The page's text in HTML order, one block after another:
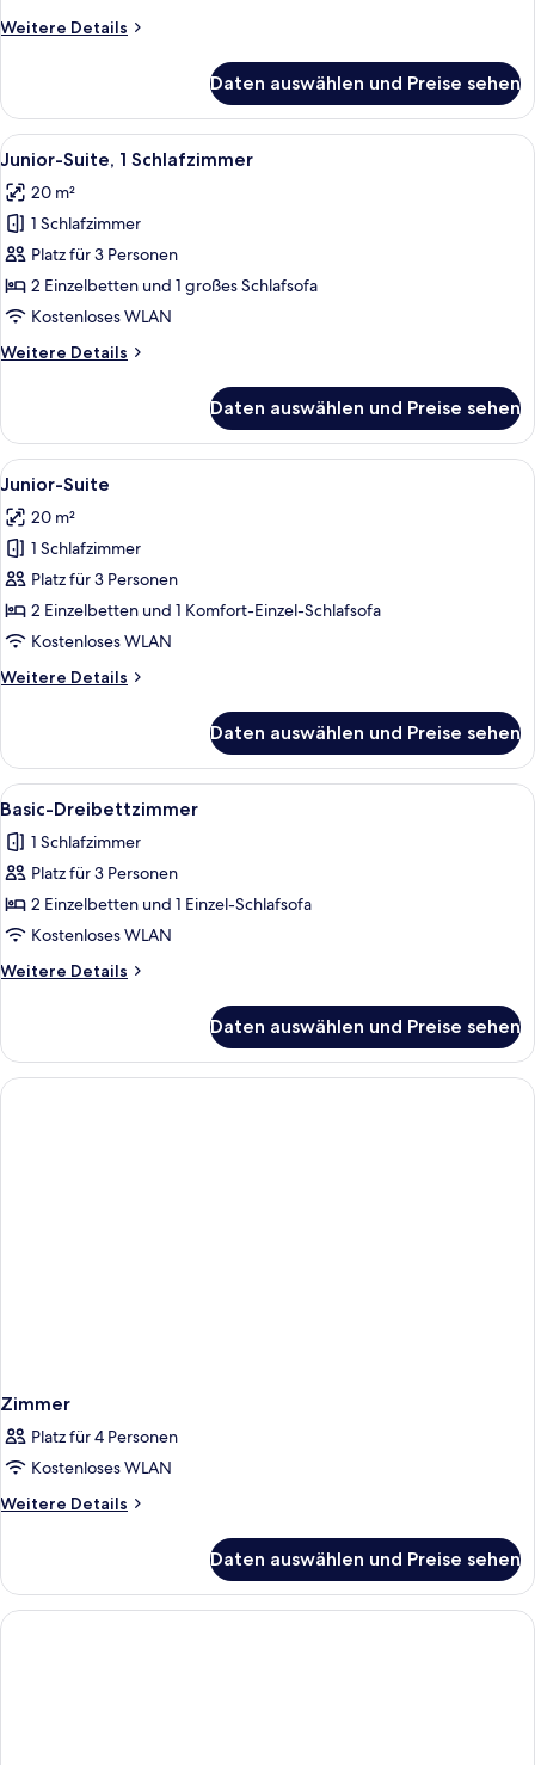
Weitere Details
Weitere
Suite,
Schlafzimmer
Daten auswählen und Preise sehen
Alle
Fotos
für
Junior-
Suite,
1
Schlafzimmer
Ein Hotelzimmer mit einem Bett,
7
Junior-Suite, 1 Schlafzimmer
20 m²
1 Schlafzimmer
Platz für 3 Personen
2 Einzelbetten und 1 großes Schlafsofa
Kostenloses WLAN
Weitere Details
Weitere
Suite,
Schlafzimmer
Daten auswählen und Preise sehen
Alle
Fotos
für
Junior-
Suite
anzeigen
Ein Hotelzimmer mit einem Bett,
10
Junior-Suite
20 m²
1 Schlafzimmer
Platz für 3 Personen
2 Einzelbetten und 1 Komfort-Einzel-Schlafsofa
Kostenloses WLAN
Weitere Details
Weitere
Suite
Daten auswählen und Preise sehen
Alle
Fotos
für
Basic-
Dreibettzimmer
anzeigen
Ein modernes Hotelzimmer mit
3
Basic-Dreibettzimmer
1 Schlafzimmer
Platz für 3 Personen
2 Einzelbetten und 1 Einzel-Schlafsofa
Kostenloses WLAN
Weitere Details
Weitere
Dreibettzimmer
Daten auswählen und Preise sehen
Zimmer
Platz für 4 Personen
Kostenloses WLAN
Weitere Details
Weitere
Daten auswählen und Preise sehen